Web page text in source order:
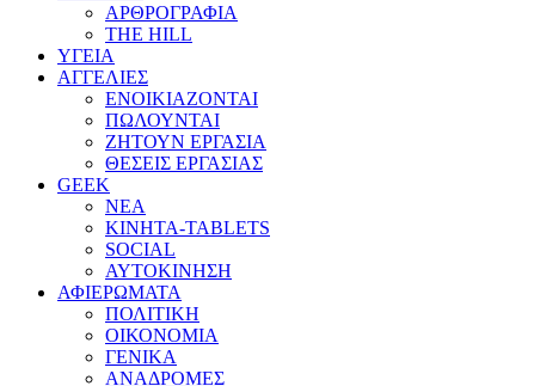
ΑΡΘΡΟΓΡΑΦΙΑ
THE HILL
ΥΓΕΙΑ
ΑΓΓΕΛΙΕΣ
ΕΝΟΙΚΙΑΖΟΝΤΑΙ
ΠΩΛΟΥΝΤΑΙ
ΖΗΤΟΥΝ ΕΡΓΑΣΙΑ
ΘΕΣΕΙΣ ΕΡΓΑΣΙΑΣ
GEEK
ΝΕΑ
ΚΙΝΗΤΑ-TABLETS
SOCIAL
ΑΥΤΟΚΙΝΗΣΗ
ΑΦΙΕΡΩΜΑΤΑ
ΠΟΛΙΤΙΚΗ
ΟΙΚΟΝΟΜΙΑ
ΓΕΝΙΚΑ
ΑΝΑΔΡΟΜΕΣ